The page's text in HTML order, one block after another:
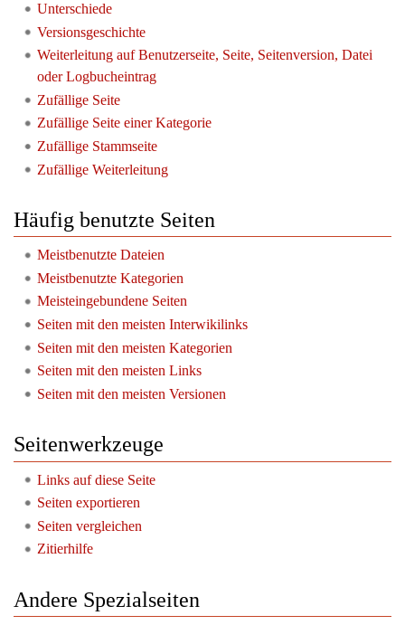
Unterschiede
Versionsgeschichte
Weiterleitung auf Benutzerseite, Seite, Seitenversion, Datei
oder Logbucheintrag
Zufällige Seite
Zufällige Seite einer Kategorie
Zufällige Stammseite
Zufällige Weiterleitung
Häufig benutzte Seiten
Meistbenutzte Dateien
Meistbenutzte Kategorien
Meisteingebundene Seiten
Seiten mit den meisten Interwikilinks
Seiten mit den meisten Kategorien
Seiten mit den meisten Links
Seiten mit den meisten Versionen
Seitenwerkzeuge
Links auf diese Seite
Seiten exportieren
Seiten vergleichen
Zitierhilfe
Andere Spezialseiten